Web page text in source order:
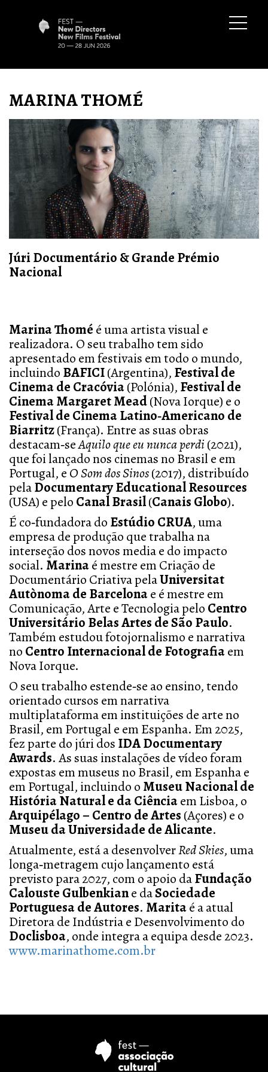
MARINA THOMÉ
Júri Documentário & Grande Prémio
Nacional
Marina Thomé é uma artista visual e
realizadora. O seu trabalho tem sido
apresentado em festivais em todo o mundo,
incluindo BAFICI(Argentina), Festival de
Cinema de Cracóvia(Polónia), Festival de
Cinema Margaret Mead(Nova Iorque) e o
Festival de Cinema Latino‑Americano de
Biarritz(França). Entre as suas obras
destacam‑seAquilo que eu nunca perdi (2021),
que foi lançado nos cinemas no Brasil e em
Portugal, e O Som dos Sinos(2017), distribuído
pelaDocumentary Educational Resources
(USA) e pelo Canal Brasil(Canais Globo).
É co‑fundadora do Estúdio CRUA, uma
empresa de produção que trabalha na
interseção dos novos media e do impacto
social. Marinaé mestre em Criação de
Documentário Criativa pelaUniversitat
Autònoma de Barcelonae é mestre em
Comunicação, Arte e Tecnologia pelo Centro
Universitário Belas Artes de São Paulo.
Também estudou fotojornalismo e narrativa
no Centro Internacional de Fotografiaem
Nova Iorque.
O seu trabalho estende‑se ao ensino, tendo
orientado cursos em narrativa
multiplataforma em instituições de arte no
Brasil, em Portugal e em Espanha. Em 2025,
fez parte do júri dos IDA Documentary
Awards. As suas instalações de vídeo foram
expostas em museus no Brasil, em Espanha e
em Portugal, incluindo o Museu Nacional de
História Natural e da Ciênciaem Lisboa, o
Arquipélago – Centro de Artes (Açores) e o
Museu da Universidade de Alicante.
Atualmente, está a desenvolverRed Skies, uma
longa‑metragem cujo lançamento está
previsto para 2027, com o apoio daFundação
Calouste Gulbenkiane daSociedade
Portuguesa de Autores. Maritaé a atual
Diretora de Indústria e Desenvolvimento do
Doclisboa, onde integra a equipa desde 2023.
www.marinathome.com.br